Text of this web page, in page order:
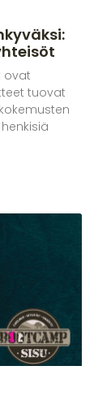
ovat
tuovat